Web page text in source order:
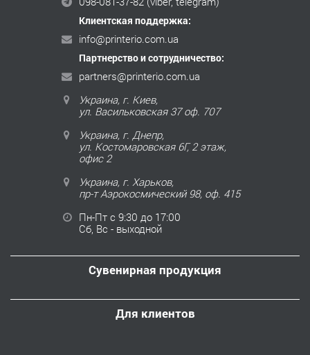
Клиентская поддержка:
info@printerio.com.ua
Партнерство и сотрудничество:
partners@printerio.com.ua
Украина, г. Киев,
ул. Васильковская 37 оф. 707
Украина, г. Днепр,
ул. Костомаровская 6Г, 2 этаж,
офис 2
Украина, г. Харьков,
пр-т Аэрокосмический 98, оф. 415
Пн-Пт с 9:30 до 17:00
Сб, Вс - выходной
Сувенирная продукция
Для клиентов